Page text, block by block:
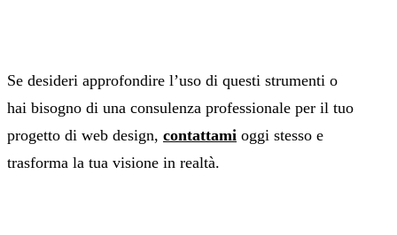
Se desideri approfondire l’uso di questi strumenti o
hai bisogno di una consulenza professionale per il tuo
progetto di web design, contattami oggi stesso e
trasforma la tua visione in realtà.